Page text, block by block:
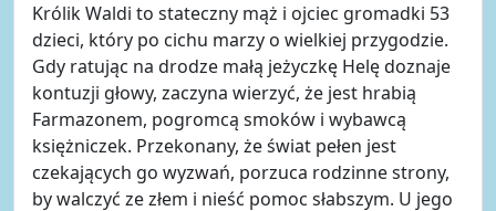
Królik Waldi to stateczny mąż i ojciec gromadki 53
dzieci, który po cichu marzy o wielkiej przygodzie.
Gdy ratując na drodze małą jeżyczkę Helę doznaje
kontuzji głowy, zaczyna wierzyć, że jest hrabią
Farmazonem, pogromcą smoków i wybawcą
księżniczek. Przekonany, że świat pełen jest
czekających go wyzwań, porzuca rodzinne strony,
by walczyć ze złem i nieść pomoc słabszym. U jego